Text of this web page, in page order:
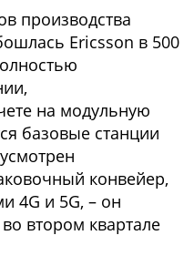
производства
Ericsson в 500
на модульную
базовые станции
конвейер,
4G и 5G, – он
втором квартале